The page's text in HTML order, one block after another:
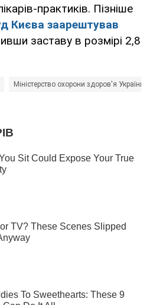
практиків. Пізніше
Києва заарештував
заставу в розмірі 2,8
Міністерство охорони здоров'я України